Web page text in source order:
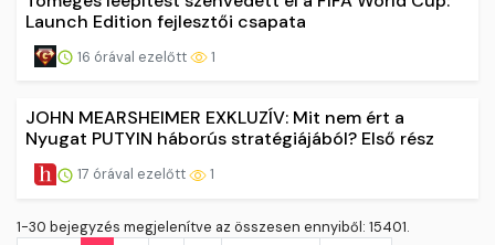
Launch Edition fejlesztői csapata
16 órával ezelőtt 1
JOHN MEARSHEIMER EXKLUZÍV: Mit nem ért a
Nyugat PUTYIN háborús stratégiájából? Első rész
17 órával ezelőtt 1
1-30 bejegyzés megjelenítve az összesen ennyiből: 15401.